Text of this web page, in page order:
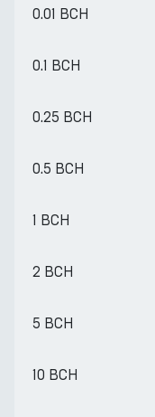
0.01 BCH
0.1 BCH
0.25 BCH
0.5 BCH
1 BCH
2 BCH
5 BCH
10 BCH